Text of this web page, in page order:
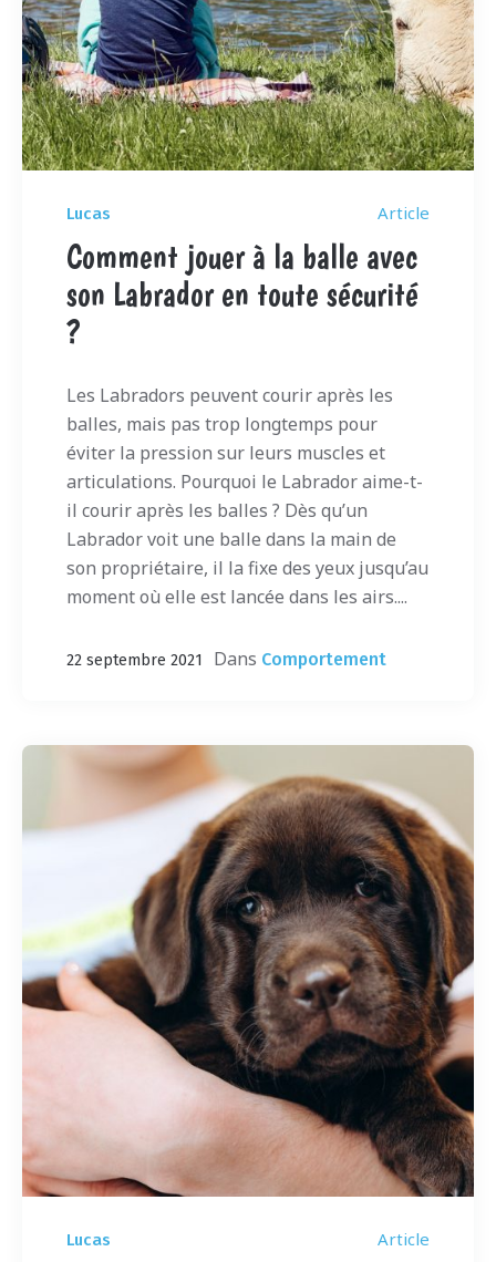
Lucas Article
Comment jouer à la balle avec
son Labrador en toute sécurité
?
Les Labradors peuvent courir après les
balles, mais pas trop longtemps pour
éviter la pression sur leurs muscles et
articulations. Pourquoi le Labrador aime-t-
il courir après les balles ? Dès qu’un
Labrador voit une balle dans la main de
son propriétaire, il la fixe des yeux jusqu’au
moment où elle est lancée dans les airs....
22 septembre 2021 Dans Comportement
Lucas Article